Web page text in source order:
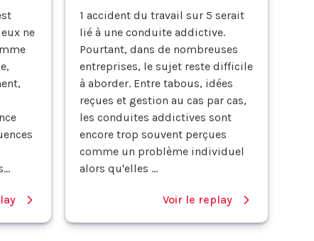
ne
1 accident du travail sur 5 serait
lié à une conduite addictive.
Pourtant, dans de nombreuses
entreprises, le sujet reste difficile
à aborder. Entre tabous, idées
reçues et gestion au cas par cas,
les conduites addictives sont
encore trop souvent perçues
comme un problème individuel
alors qu'elles ...
Voir le replay